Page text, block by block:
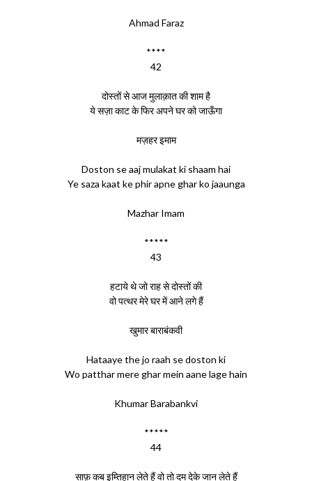
Ahmad Faraz
****
42
दोस्तों से आज मुलाक़ात की शाम है
ये सज़ा काट के फिर अपने घर को जाऊँगा
मज़हर इमाम
Doston se aaj mulakat ki shaam hai
Ye saza kaat ke phir apne ghar ko jaaunga
Mazhar Imam
*****
43
हटाये थे जो राह से दोस्तों की
वो पत्थर मेरे घर में आने लगे हैं
खुमार बाराबंकवी
Hataaye the jo raah se doston ki
Wo patthar mere ghar mein aane lage hain
Khumar Barabankvi
*****
44
साफ़ कब इम्तिहान लेते हैं वो तो दम देके जान लेते हैं